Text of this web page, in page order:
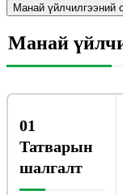
Манай үйлчилгээний
Манай
01
Татварын
шалгалт